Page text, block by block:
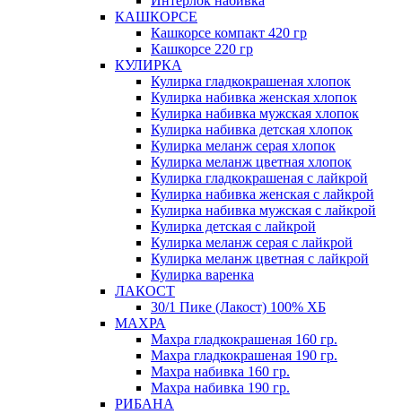
КАШКОРСЕ
Кашкорсе компакт 420 гр
Кашкорсе 220 гр
КУЛИРКА
Кулирка гладкокрашеная хлопок
Кулирка набивка женская хлопок
Кулирка набивка мужская хлопок
Кулирка набивка детская хлопок
Кулирка меланж серая хлопок
Кулирка меланж цветная хлопок
Кулирка гладкокрашеная с лайкрой
Кулирка набивка женская с лайкрой
Кулирка набивка мужская с лайкрой
Кулирка детская с лайкрой
Кулирка меланж серая с лайкрой
Кулирка меланж цветная с лайкрой
Кулирка варенка
ЛАКОСТ
30/1 Пике (Лакост) 100% ХБ
МАХРА
Махра гладкокрашеная 160 гр.
Махра гладкокрашеная 190 гр.
Махра набивка 160 гр.
Махра набивка 190 гр.
РИБАНА